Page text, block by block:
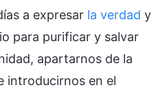
a expresar la verdad y
para purificar y salvar
apartarnos de la
introducirnos en el